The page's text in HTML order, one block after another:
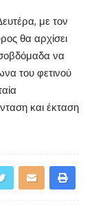
με τον
θα αρχίσει
να
του φετινού
και έκταση